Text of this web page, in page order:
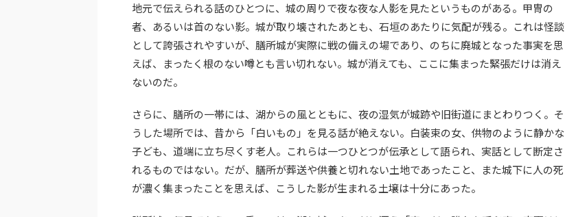
地元で伝えられる話のひとつに、城の周りで夜な夜な人影を見たというものがある。甲冑の
者、あるいは首のない影。城が取り壊されたあとも、石垣のあたりに気配が残る。これは怪談
として誇張されやすいが、膳所城が実際に戦の備えの場であり、のちに廃城となった事実を思
えば、まったく根のない噂とも言い切れない。城が消えても、ここに集まった緊張だけは消え
ないのだ。
さらに、膳所の一帯には、湖からの風とともに、夜の湿気が城跡や旧街道にまとわりつく。そ
うした場所では、昔から「白いもの」を見る話が絶えない。白装束の女、供物のように静かな
子ども、道端に立ち尽くす老人。これらは一つひとつが伝承として語られ、実話として断定さ
れるものではない。だが、膳所が葬送や供養と切れない土地であったこと、また城下に人の死
が濃く集まったことを思えば、こうした影が生まれる土壌は十分にあった。